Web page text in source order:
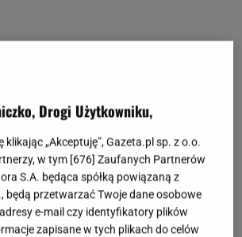
Drogi Użytkowniku,
klikając „Akceptuję”, Gazeta.pl sp. z o.o.
w tym [676] Zaufanych Partnerów
S.A. będąca spółką powiązaną z
będą przetwarzać Twoje dane osobowe
e-mail czy identyfikatory plików
zapisane w tych plikach do celów